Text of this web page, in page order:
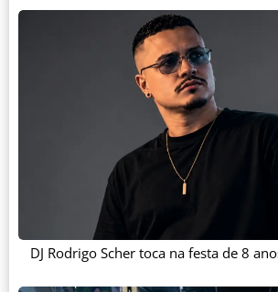
DJ Rodrigo Scher toca na festa de 8